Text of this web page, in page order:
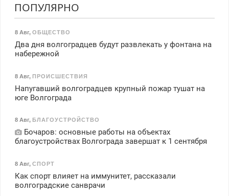
ПОПУЛЯРНО
8 Авг, ОБЩЕСТВО
Два дня волгоградцев будут развлекать у фонтана на
набережной
8 Авг, ПРОИСШЕСТВИЯ
Напугавший волгоградцев крупный пожар тушат на
юге Волгограда
8 Авг, БЛАГОУСТРОЙСТВО
Бочаров: основные работы на объектах
благоустройствах Волгограда завершат к 1 сентября
8 Авг, СПОРТ
Как спорт влияет на иммунитет, рассказали
волгоградские санврачи